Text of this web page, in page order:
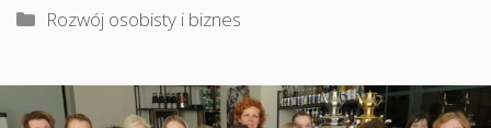
Kategorie
Rozwój osobisty i biznes